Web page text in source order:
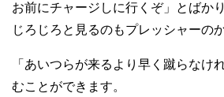
お前にチャージしに行くぞ」とばか
じろじろと見るのもプレッシャーの
「あいつらが来るより早く蹴らなけ
むことができます。